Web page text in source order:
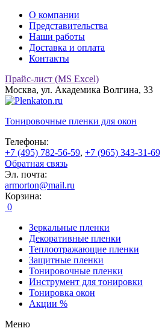
О компании
Представительства
Наши работы
Доставка и оплата
Контакты
Прайс-лист (MS Excel)
Москва, ул. Академика Волгина, 33
Тонировочные пленки для окон
Телефоны:
+7 (495) 782-56-59, +7 (965) 343-31-69
Обратная связь
Эл. почта:
armorton@mail.ru
Корзина:
0
Зеркальные пленки
Декоративные пленки
Теплоотражающие пленки
Защитные пленки
Тонировочные пленки
Инструмент для тонировки
Тонировка окон
Акции %
Меню